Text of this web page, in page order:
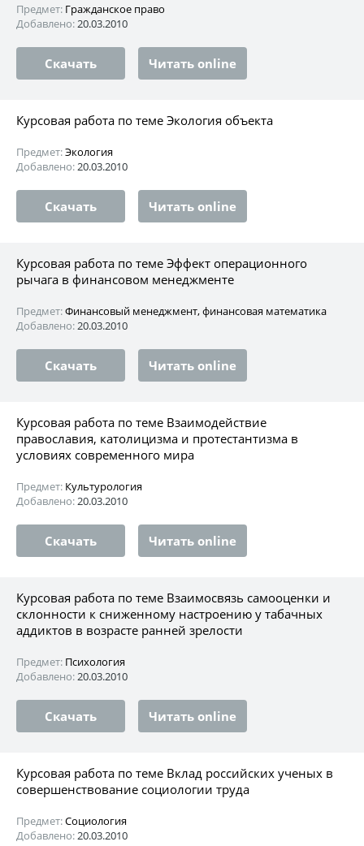
Предмет: Гражданское право
Добавлено:20.03.2010
Скачать Читать online
Курсовая работа по теме Экология объекта
Предмет:Экология
Добавлено:20.03.2010
Скачать Читать online
Курсовая работа по теме Эффект операционного
рычага в финансовом менеджменте
Предмет:Финансовый менеджмент, финансовая математика
Добавлено:20.03.2010
Скачать Читать online
Курсовая работа по теме Взаимодействие
православия, католицизма и протестантизма в
условиях современного мира
Предмет: Культурология
Добавлено:20.03.2010
Скачать Читать online
Курсовая работа по теме Взаимосвязь самооценки и
склонности к сниженному настроению у табачных
аддиктов в возрасте ранней зрелости
Предмет: Психология
Добавлено:20.03.2010
Скачать Читать online
Курсовая работа по теме Вклад российских ученых в
совершенствование социологии труда
Предмет:Социология
Добавлено:20.03.2010